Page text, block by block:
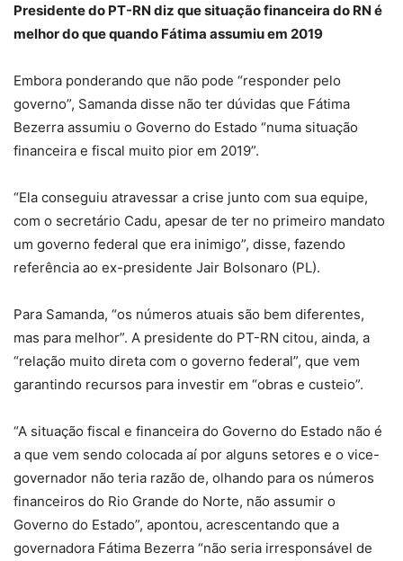
Presidente do PT-RN diz que situação financeira do RN é
melhor do que quando Fátima assumiu em 2019
Embora ponderando que não pode “responder pelo
governo”, Samanda disse não ter dúvidas que Fátima
Bezerra assumiu o Governo do Estado “numa situação
financeira e fiscal muito pior em 2019”.
“Ela conseguiu atravessar a crise junto com sua equipe,
com o secretário Cadu, apesar de ter no primeiro mandato
um governo federal que era inimigo”, disse, fazendo
referência ao ex-presidente Jair Bolsonaro (PL).
Para Samanda, “os números atuais são bem diferentes,
mas para melhor”. A presidente do PT-RN citou, ainda, a
“relação muito direta com o governo federal”, que vem
garantindo recursos para investir em “obras e custeio”.
“A situação fiscal e financeira do Governo do Estado não é
a que vem sendo colocada aí por alguns setores e o vice-
governador não teria razão de, olhando para os números
financeiros do Rio Grande do Norte, não assumir o
Governo do Estado”, apontou, acrescentando que a
governadora Fátima Bezerra “não seria irresponsável de